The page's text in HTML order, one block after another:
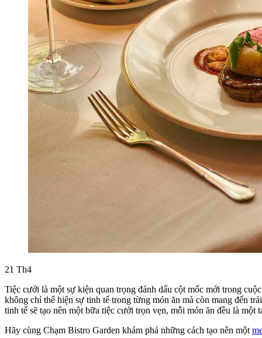
21 Th4
Tiệc cưới là một sự kiện quan trọng đánh dấu cột mốc mới trong
không chỉ thể hiện sự tinh tế trong từng món ăn mà còn mang đến
tinh tế sẽ tạo nên một bữa tiệc cưới trọn vẹn, mỗi món ăn đều là một
Hãy cùng Chạm Bistro Garden khám phá những cách tạo nên một